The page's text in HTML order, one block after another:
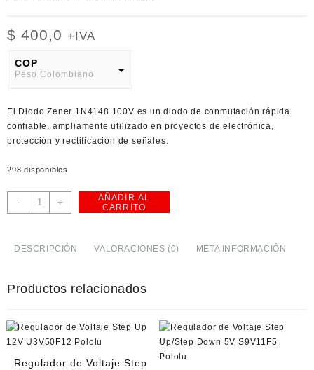
$ 400,0 +IVA
COP
Peso Colombiano
American Dollar
El Diodo Zener 1N4148 100V es un diodo de conmutación rápida
confiable, ampliamente utilizado en proyectos de electrónica,
protección y rectificación de señales.
298 disponibles
-
Diodo
Zener
+
AÑADIR AL
CARRITO
DESCRIPCIÓN VALORACIONES (0) META INFORMACIÓN
Productos relacionados
Regulador de Voltaje Step